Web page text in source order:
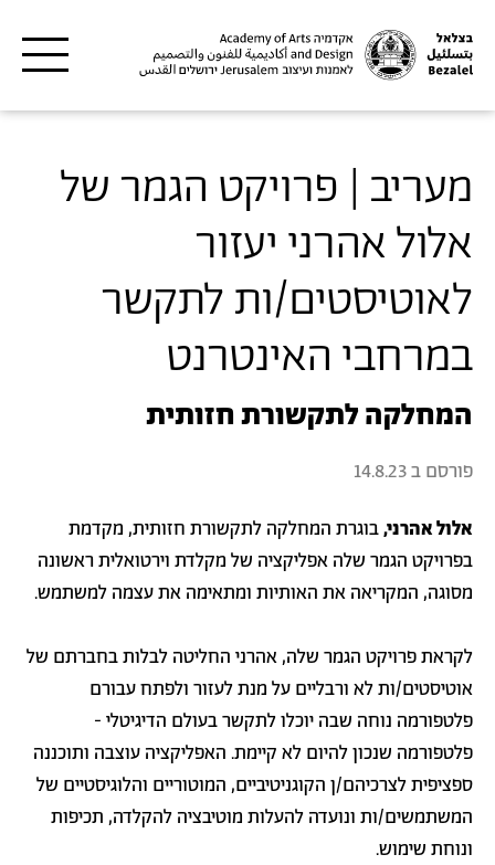
מעריב | פרויקט הגמר של
אלול אהרני יעזור
לאוטיסטים/ות לתקשר
במרחבי האינטרנט
המחלקה לתקשורת חזותית
פורסם ב14.8.23
אלול אהרני,בוגרת המחלקה לתקשורת חזותית, מקדמת
בפרויקט הגמר שלה אפליקציה של מקלדת וירטואלית ראשונה
מסוגה, המקריאה את האותיות ומתאימה את עצמה למשתמש.
לקראת פרויקט הגמר שלה, אהרני החליטה לבלות בחברתם של
אוטיסטים/ות לא ורבליים על מנת לעזור ולפתח עבורם
פלטפורמה נוחה שבה יוכלו לתקשר בעולם הדיגיטלי -
פלטפורמה שנכון להיום לא קיימת. האפליקציה עוצבה ותוכננה
ספציפית לצרכיהם/ן הקוגניטיביים, המוטוריים והלוגיסטיים של
המשתמשים/ות ונועדה להעלות מוטיבציה להקלדה, תכיפות
ונוחת שימוש.